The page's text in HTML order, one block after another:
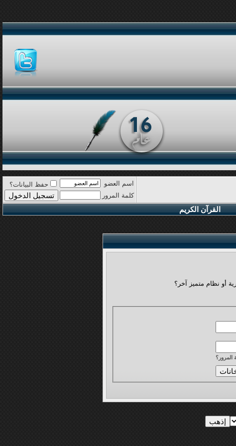
اسم العضو
حفظ البيانات؟
كلمة المرور
القرآن الكريم
أو نظام متميز آخر؟